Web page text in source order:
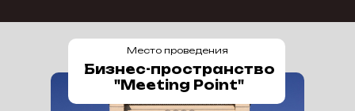
Бизнес-пространство
"Meeting Point"
Место проведения